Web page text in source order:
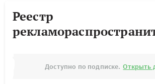
Реестр
Доступно по подписке. Открыть